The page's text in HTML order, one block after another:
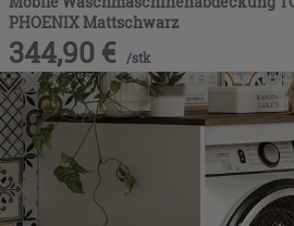
PHOENIX Mattschwarz
344,90 € /stk